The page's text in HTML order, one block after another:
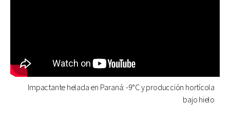
Impactante helada en Paraná: -9°C y producción hortícola
bajo hielo